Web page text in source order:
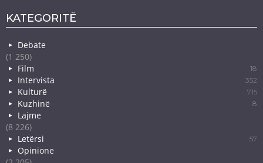
KATEGORITË
Debate
(1 250)
Film
18
Intervista 352
Kulturë 715
Kuzhinë 8
Lajme
(8 226)
Letërsi
57
Opinione